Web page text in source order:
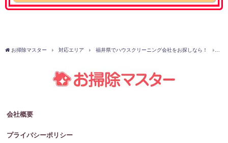
お掃除マスター 対応エリア 福井県でハウスクリーニング会社をお探しなら！
会社概要
プライバシーポリシー